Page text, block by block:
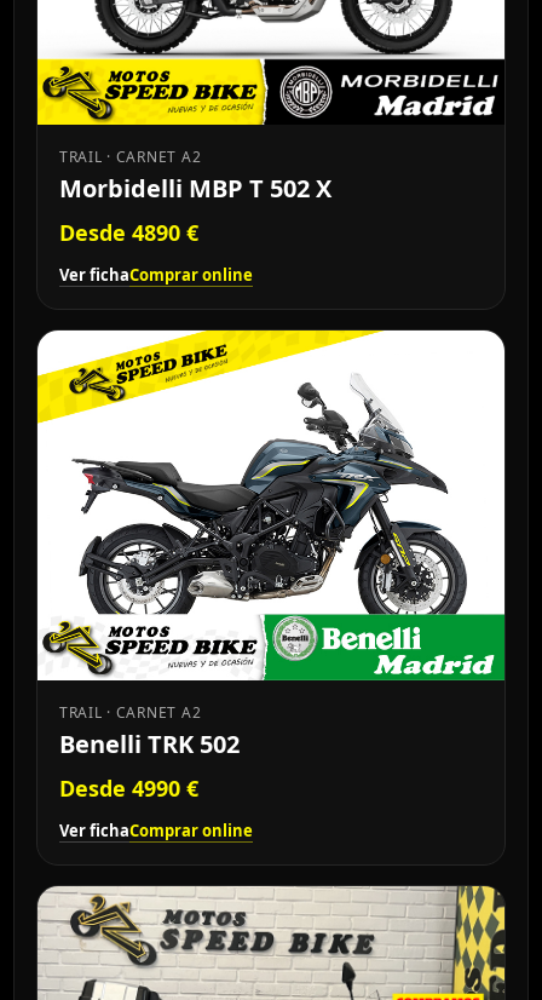
TRAIL · CARNET A2
Morbidelli MBP T 502 X
Desde 4890 €
Ver fichaComprar online
TRAIL · CARNET A2
Benelli TRK 502
Desde 4990 €
Ver fichaComprar online